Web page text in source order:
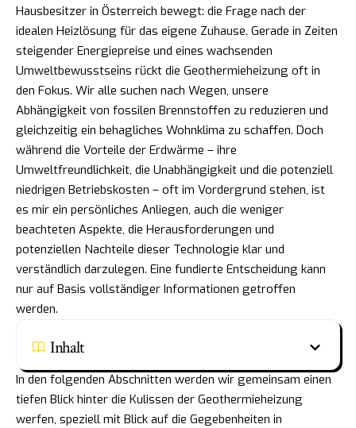
Hausbesitzer in Österreich bewegt: die Frage nach der
idealen Heizlösung für das eigene Zuhause. Gerade in Zeiten
steigender Energiepreise und eines wachsenden
Umweltbewusstseins rückt die Geothermieheizung oft in
den Fokus. Wir alle suchen nach Wegen, unsere
Abhängigkeit von fossilen Brennstoffen zu reduzieren und
gleichzeitig ein behagliches Wohnklima zu schaffen. Doch
während die Vorteile der Erdwärme – ihre
Umweltfreundlichkeit, die Unabhängigkeit und die potenziell
niedrigen Betriebskosten – oft im Vordergrund stehen, ist
es mir ein persönliches Anliegen, auch die weniger
beachteten Aspekte, die Herausforderungen und
potenziellen Nachteile dieser Technologie klar und
verständlich darzulegen. Eine fundierte Entscheidung kann
nur auf Basis vollständiger Informationen getroffen
werden.
Inhalt
In den folgenden Abschnitten werden wir gemeinsam einen
tiefen Blick hinter die Kulissen der Geothermieheizung
werfen, speziell mit Blick auf die Gegebenheiten in